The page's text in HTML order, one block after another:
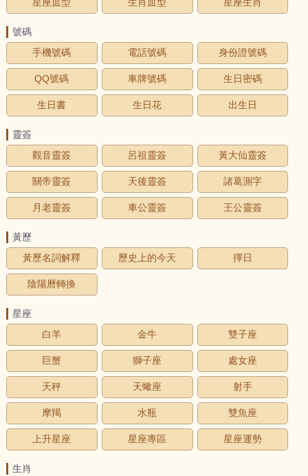
號碼
手機號碼
電話號碼 身份證號碼
QQ號碼 車牌號碼 生日密碼
生日書 生日花 出生日
靈簽
觀音靈簽
呂祖靈簽 黃大仙靈簽
關帝靈簽 天後靈簽 諸葛測字
月老靈簽 車公靈簽 王公靈簽
黃歷
黃歷名詞解釋
歷史上的今天 擇日
陰陽曆轉換
星座
白羊
金牛 雙子座
巨蟹 獅子座 處女座
天秤 天蠍座 射手
摩羯 水瓶 雙魚座
上升星座 星座專區 星座運勢
生肖